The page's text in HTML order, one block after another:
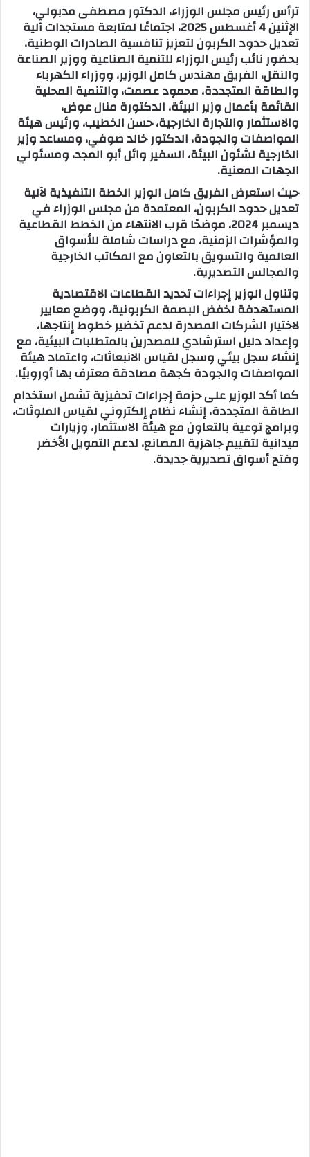
ترأس رئيس مجلس الوزراء، الدكتور مصطفى مدبولي،
الإثنين 4 أغسطس 2025، اجتماعًا لمتابعة مستجدات آلية
تعديل حدود الكربون لتعزيز تنافسية الصادرات الوطنية،
بحضور نائب رئيس الوزراء للتنمية الصناعية ووزير الصناعة
والنقل، الفريق مهندس كامل الوزير، ووزراء الكهرباء
والطاقة المتجددة، محمود عصمت، والتنمية المحلية
القائمة بأعمال وزير البيئة، الدكتورة منال عوض،
والاستثمار والتجارة الخارجية، حسن الخطيب، ورئيس هيئة
المواصفات والجودة، الدكتور خالد صوفي، ومساعد وزير
الخارجية لشئون البيئة، السفير وائل أبو المجد، ومسئولي
الجهات المعنية.
حيث استعرض الفريق كامل الوزير الخطة التنفيذية لآلية
تعديل حدود الكربون، المعتمدة من مجلس الوزراء في
ديسمبر 2024، موضحًا قرب الانتهاء من الخطط القطاعية
والمؤشرات الزمنية، مع دراسات شاملة للأسواق
العالمية والتسويق بالتعاون مع المكاتب الخارجية
والمجالس التصديرية.
وتناول الوزير إجراءات تحديد القطاعات الاقتصادية
المستهدفة لخفض البصمة الكربونية، ووضع معايير
لاختيار الشركات المصدرة لدعم تخضير خطوط إنتاجها،
وإعداد دليل استرشادي للمصدرين بالمتطلبات البيئية، مع
إنشاء سجل بيئي وسجل لقياس الانبعاثات، واعتماد هيئة
المواصفات والجودة كجهة مصادقة معترف بها أوروبيًا.
كما أكد الوزير على حزمة إجراءات تحفيزية تشمل استخدام
الطاقة المتجددة، إنشاء نظام إلكتروني لقياس الملوثات،
وبرامج توعية بالتعاون مع هيئة الاستثمار، وزيارات
ميدانية لتقييم جاهزية المصانع، لدعم التمويل الأخضر
وفتح أسواق تصديرية جديدة.